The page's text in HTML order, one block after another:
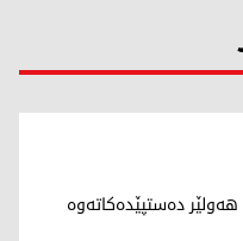
دەستپێدەکاتەوە